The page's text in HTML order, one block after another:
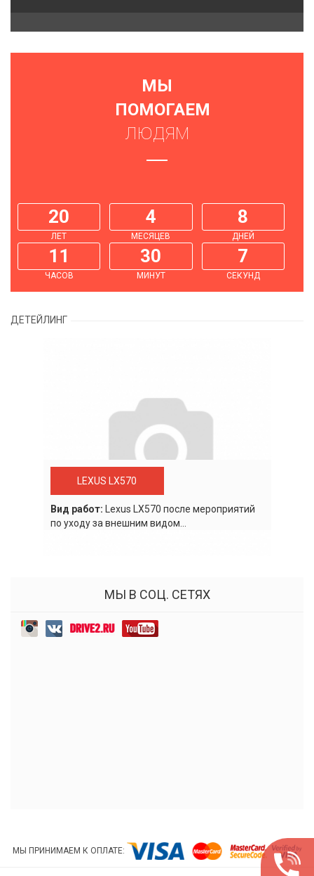
МЫ
ПОМОГАЕМ
ЛЮДЯМ
20
ЛЕТ
4
МЕСЯЦЕВ
8
ДНЕЙ
11
ЧАСОВ
30
МИНУТ
7
СЕКУНД
ДЕТЕЙЛИНГ
LEXUS LX570
Вид работ: Lexus LХ570 после мероприятий
по уходу за внешним видом...
МЫ В СОЦ. СЕТЯХ
МЫ ПРИНИМАЕМ К ОПЛАТЕ: